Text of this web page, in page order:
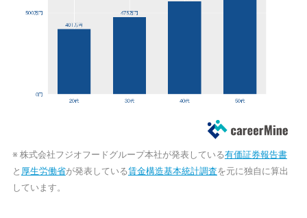
※ 株式会社フジオフードグループ本社が発表している有価証券報告書
と 厚生労働省が発表している賃金構造基本統計調査を元に独自に算出
しています。